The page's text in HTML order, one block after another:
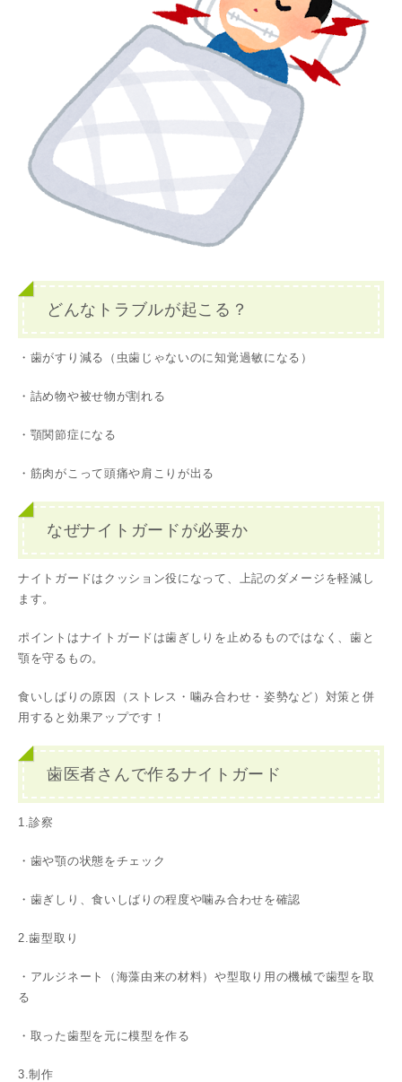
どんなトラブルが起こる？
・歯がすり減る（虫歯じゃないのに知覚過敏になる）
・詰め物や被せ物が割れる
・顎関節症になる
・筋肉がこって頭痛や肩こりが出る
なぜナイトガードが必要か
ナイトガードはクッション役になって、上記のダメージを軽減し
ます。
ポイントはナイトガードは歯ぎしりを止めるものではなく、歯と
顎を守るもの。
食いしばりの原因（ストレス・噛み合わせ・姿勢など）対策と併
用すると効果アップです！
歯医者さんで作るナイトガード
1.診察
・歯や顎の状態をチェック
・歯ぎしり、食いしばりの程度や噛み合わせを確認
2.歯型取り
・アルジネート（海藻由来の材料）や型取り用の機械で歯型を取
る
・取った歯型を元に模型を作る
3.制作